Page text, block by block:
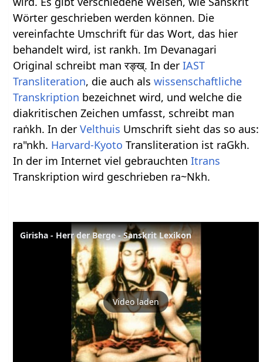
Wörter geschrieben werden können. Die
vereinfachte Umschrift für das Wort, das hier
behandelt wird, ist rankh. Im Devanagari
Original schreibt man रङ्ख्. In derIAST
Transliteration, die auch alswissenschaftliche
Transkription bezeichnet wird, und welche die
diakritischen Zeichen umfasst, schreibt man
raṅkh. In derVelthuis Umschrift sieht das so aus:
ra"nkh. Harvard-Kyoto Transliteration ist raGkh.
In der im Internet viel gebrauchtenItrans
Transkription wird geschrieben ra~Nkh.
Girisha - Herr der Berge - Sanskrit Lexikon
Video laden